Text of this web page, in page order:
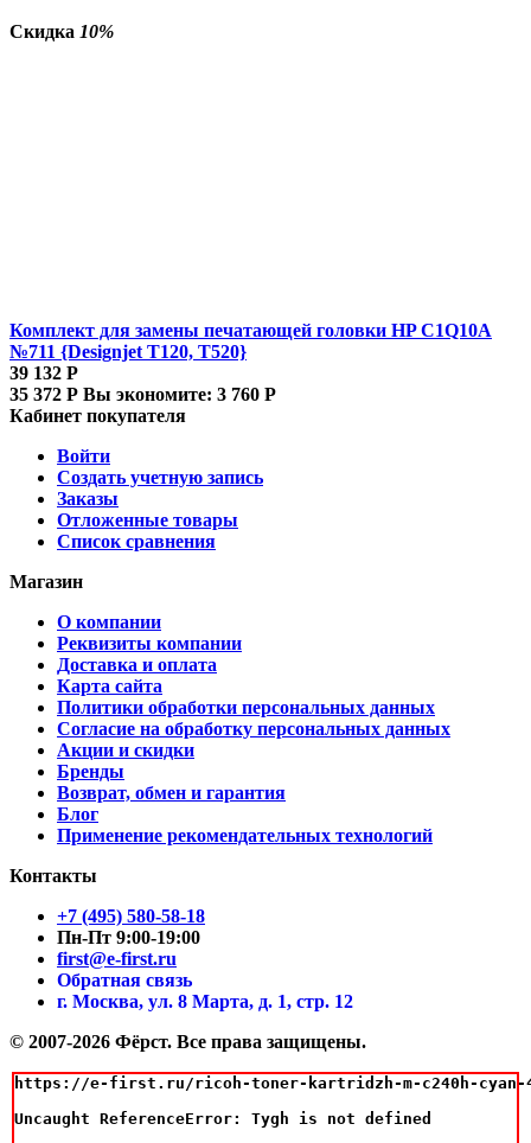
Скидка 10%
Комплект для замены печатающей головки HP C1Q10A
№711 {Designjet T120, T520}
39 132 Р
35 372 Р Вы экономите: 3 760 Р
Кабинет покупателя
Войти
Создать учетную запись
Заказы
Отложенные товары
Список сравнения
Магазин
О компании
Реквизиты компании
Доставка и оплата
Карта сайта
Политики обработки персональных данных
Согласие на обработку персональных данных
Акции и скидки
Бренды
Возврат, обмен и гарантия
Блог
Применение рекомендательных технологий
Контакты
+7 (495) 580-58-18
Пн-Пт 9:00-19:00
first@e-first.ru
Обратная связь
г. Москва, ул. 8 Марта, д. 1, стр. 12
© 2007-2026 Фёрст. Все права защищены.
https://e-first.ru/ricoh-toner-kartridzh-m-c240h-cyan-
Uncaught ReferenceError: Tygh is not defined